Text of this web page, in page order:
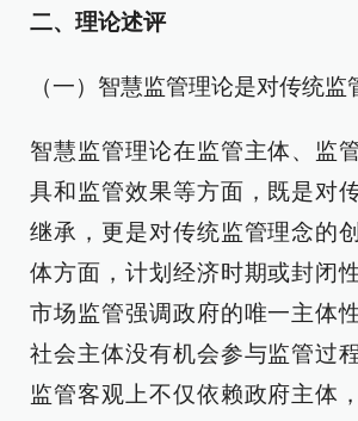
二、理论述评
（一）智慧监管理论是对传统
智慧监管理论在监管主体、监
具和监管效果等方面，既是对
继承，更是对传统监管理念的
体方面，计划经济时期或封闭
市场监管强调政府的唯一主体
社会主体没有机会参与监管过
监管客观上不仅依赖政府主体